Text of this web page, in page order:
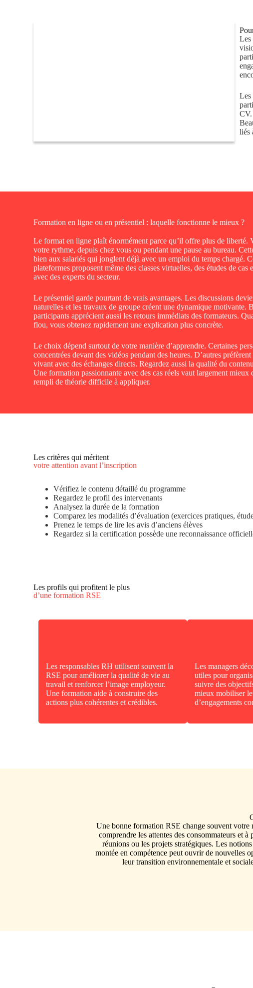
Les
Les
CV.
liés
Formation en ligne ou en présentiel : laquelle fonctionne le mieux ?
Le format en ligne plaît énormément parce qu’il offre plus de liberté.
votre rythme, depuis chez vous ou pendant une pause au bureau.
bien aux salariés qui jonglent déjà avec un emploi du temps chargé.
plateformes proposent même des classes virtuelles, des études de cas
avec des experts du secteur.
Le présentiel garde pourtant de vrais avantages. Les discussions
naturelles et les travaux de groupe créent une dynamique motivante.
participants apprécient aussi les retours immédiats des formateurs.
flou, vous obtenez rapidement une explication plus concrète.
Le choix dépend surtout de votre manière d’apprendre. Certaines
concentrées devant des vidéos pendant des heures. D’autres
vivant avec des échanges directs. Regardez aussi la qualité du
Une formation passionnante avec des cas réels vaut largement mieux
rempli de théorie difficile à appliquer.
Les critères qui méritent
votre attention avant l’inscription
Vérifiez le contenu détaillé du programme
Regardez le profil des intervenants
Analysez la durée de la formation
Comparez les modalités d’évaluation (exercices pratiques,
Prenez le temps de lire les avis d’anciens élèves
Regardez si la certification possède une reconnaissance
Les profils qui profitent le plus
d’une formation RSE
Les responsables RH utilisent souvent la
RSE pour améliorer la qualité de vie au
travail et renforcer l’image employeur.
Une formation aide à construire des
actions plus cohérentes et crédibles.
Les managers
utiles pour
suivre des
mieux mobiliser
d’engagements
Une bonne formation RSE change souvent votre
comprendre les attentes des consommateurs et
réunions ou les projets stratégiques. Les
montée en compétence peut ouvrir de nouvelles
leur transition environnementale et